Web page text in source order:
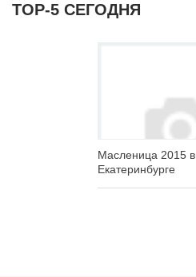
ТОР-5 СЕГОДНЯ
Масленица 2015 в
Екатеринбурге